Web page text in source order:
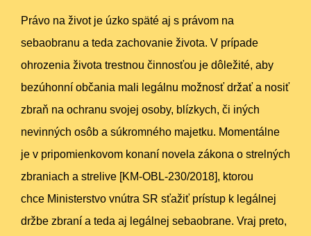
Právo na život je úzko späté aj s právom na
sebaobranu a teda zachovanie života. V prípade
ohrozenia života trestnou činnosťou je dôležité, aby
bezúhonní občania mali legálnu možnosť držať a nosiť
zbraň na ochranu svojej osoby, blízkych, či iných
nevinných osôb a súkromného majetku. Momentálne
je v pripomienkovom konaní novela zákona o strelných
zbraniach a strelive [KM-OBL-230/2018], ktorou
chce Ministerstvo vnútra SR sťažiť prístup k legálnej
držbe zbraní a teda aj legálnej sebaobrane. Vraj preto,